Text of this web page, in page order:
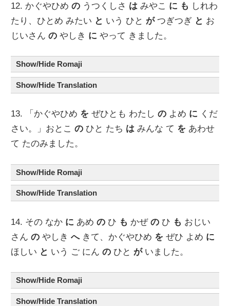
12. かぐやひめ の うつくしさ はみやこ に も しれわ
たり、ひとめ みたい と いう ひとがつぎつぎ と お
じいさん のやしき に やって きました。
Show/Hide Romaji
Show/Hide Translation
13. 「かぐやひめ を ぜひとも わたし の よめ に くだ
さい。」おとこ のひと たち はみんな て を あわせ
て たのみました。
Show/Hide Romaji
Show/Hide Translation
14. その なか に あめ のひ も かぜのひ も おじい
さん のやしきへきて、かぐやひめ を ぜひ よめ に
ほしい と いう ご にんの ひとがいました。
Show/Hide Romaji
Show/Hide Translation